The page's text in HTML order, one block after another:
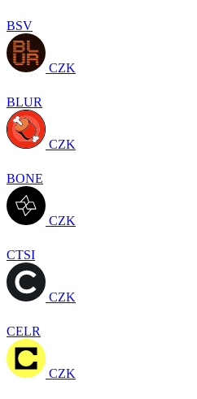
BSV
CZK
BLUR
CZK
BONE
CZK
CTSI
CZK
CELR
CZK